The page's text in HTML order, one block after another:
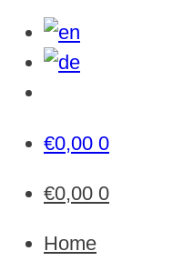
€0,00 0
€0,00 0
Home